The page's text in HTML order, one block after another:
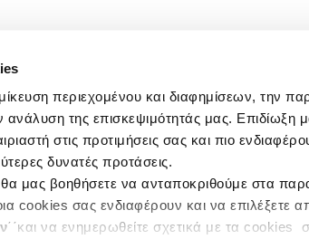
περιεχομένου και διαφημίσεων, την
της επισκεψιμότητάς μας. Επιδίωξη
στις προτιμήσεις σας και πιο
δυνατές προτάσεις.
θα μας βοηθήσετε να ανταποκριθούμε στα
cookies σας ενδιαφέρουν και να επιλέξετε
΄΄και να ενημερωθείτε σχετικά με τα cookies